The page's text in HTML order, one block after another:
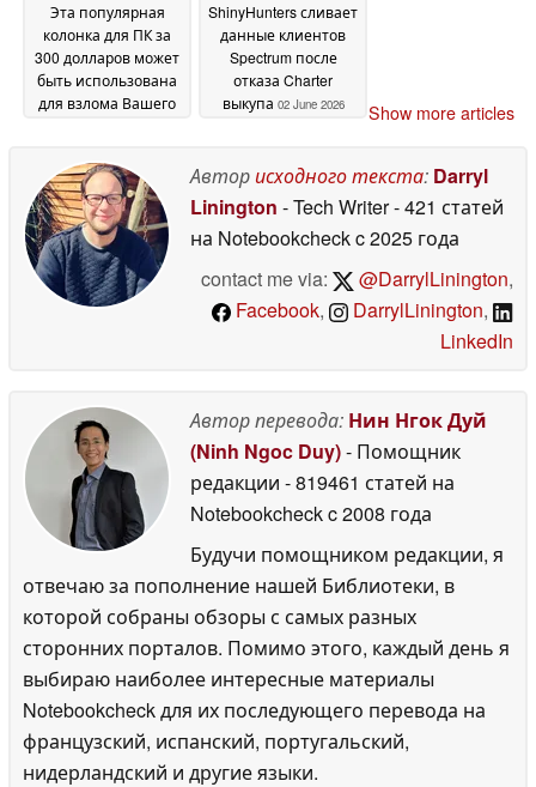
Эта популярная
колонка для ПК за
300 долларов может
быть использована
для взлома Вашего
2026
ShinyHunters сливает
данные клиентов
Spectrum после
отказа Charter
выкупа 02 June 2026 Show more articles
Авторисходного текста: Darryl
Linington - Tech Writer- 421 статей
на Notebookcheckc 2025 года
contact me via:
@DarrylLinington,
Facebook, DarrylLinington,
LinkedIn
Автор перевода: Нин Нгок Дуй
(Ninh Ngoc Duy)- Помощник
редакции - 819461 статей на
Notebookcheckc 2008 года
Будучи помощником редакции, я
отвечаю за пополнение нашей Библиотеки, в
которой собраны обзоры с самых разных
сторонних порталов. Помимо этого, каждый день я
выбираю наиболее интересные материалы
Notebookcheck для их последующего перевода на
французский, испанский, португальский,
нидерландский и другие языки.